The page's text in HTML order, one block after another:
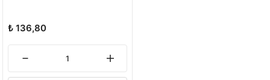
₺ 136,80